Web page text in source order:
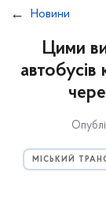
Новини
Цими
автобусів
МІСЬКИЙ